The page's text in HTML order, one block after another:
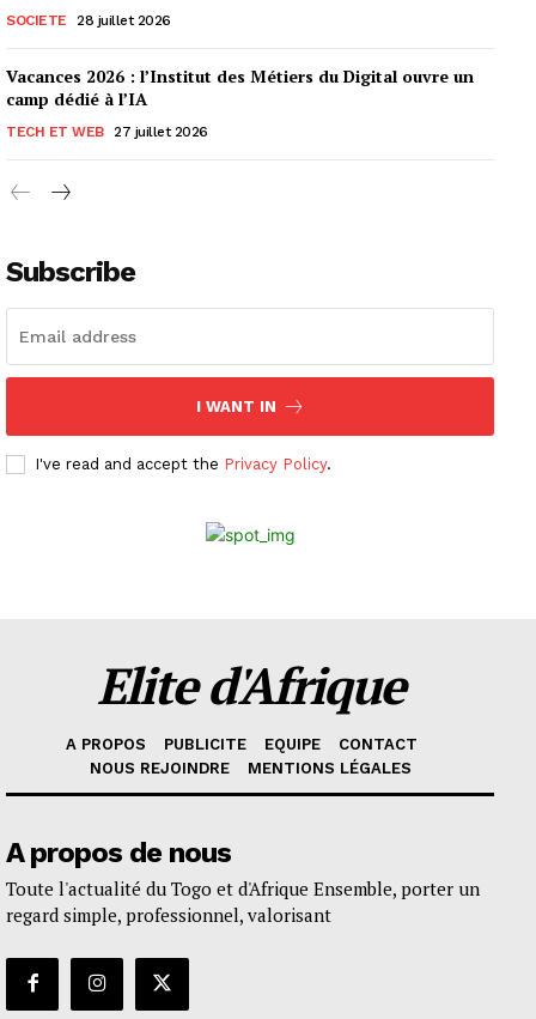
SOCIETE 28 juillet 2026
Vacances 2026 : l’Institut des Métiers du Digital ouvre un
camp dédié à l’IA
TECH ET WEB 27 juillet 2026
Subscribe
I WANT IN
I've read and accept the Privacy Policy.
Elite d'Afrique
A PROPOS PUBLICITE EQUIPE
CONTACT
NOUS REJOINDRE
MENTIONS LÉGALES
A propos de nous
Toute l'actualité du Togo et d'Afrique Ensemble, porter un
regard simple, professionnel, valorisant